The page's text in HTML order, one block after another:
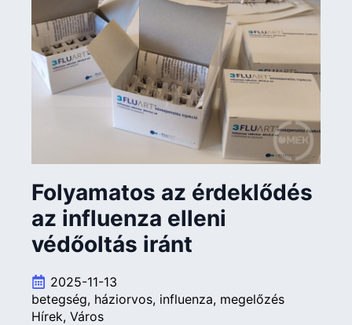
Folyamatos az érdeklődés
az influenza elleni
védőoltás iránt
2025-11-13
betegség háziorvos influenza megelőzés
Hírek Város